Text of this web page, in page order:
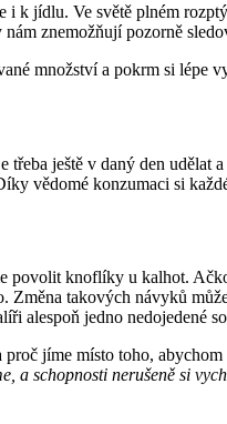
k jídlu. Ve světě plném
znemožňují pozorně
množství a pokrm si lépe
ještě v daný den
vědomé konzumaci si
povolit knoflíky u kalhot.
takových návyků
alespoň jedno nedojedené
jíme místo toho,
schopnosti nerušeně si